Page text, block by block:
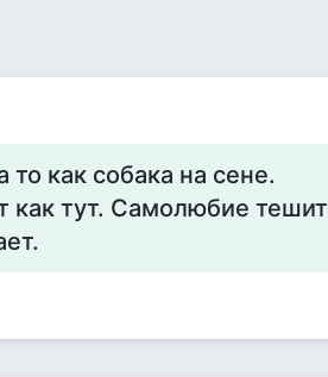
как собака на сене.
как тут. Самолюбие тешит